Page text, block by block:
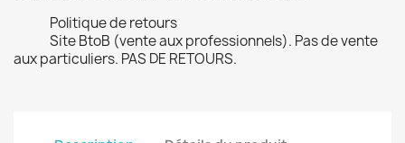
Politique de retours
Site BtoB (vente aux professionnels). Pas de vente
aux particuliers. PAS DE RETOURS.